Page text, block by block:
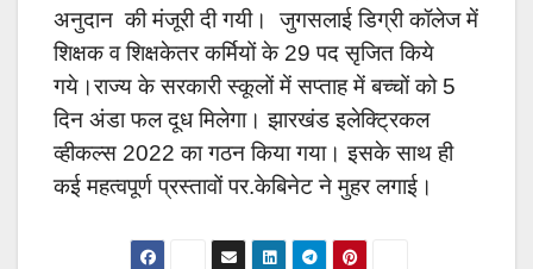
अनुदान की मंजूरी दी गयी। जुगसलाई डिग्री कॉलेज में
शिक्षक व शिक्षकेतर कर्मियों के 29 पद सृजित किये
गये।राज्य के सरकारी स्कूलों में सप्ताह में बच्चों को 5
दिन अंडा फल दूध मिलेगा। झारखंड इलेक्ट्रिकल
व्हीकल्स 2022 का गठन किया गया। इसके साथ ही
कई महत्वपूर्ण प्रस्तावों पर.केबिनेट ने मुहर लगाई।